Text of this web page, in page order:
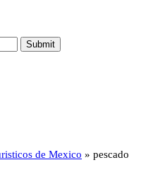
Submit
de Mexico » pescado